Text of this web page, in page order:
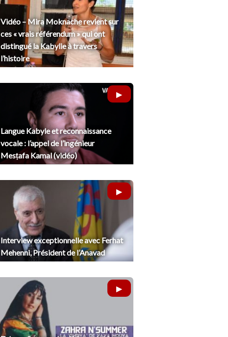
Vidéo – Mira Moknache revient sur
ces « vrais référendum » qui ont
distingué la Kabylie à travers
l’histoire
Langue Kabyle et reconnaissance
vocale : l’appel de l’ingénieur
Mesṭafa Kamal (vidéo)
Interview exceptionnelle avec Ferhat
Mehenni, Président de l’Anavad